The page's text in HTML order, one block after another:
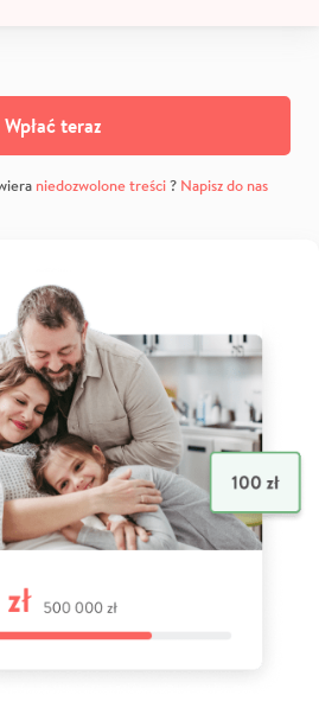
Wpłać teraz
niedozwolone treści? Napisz do nas